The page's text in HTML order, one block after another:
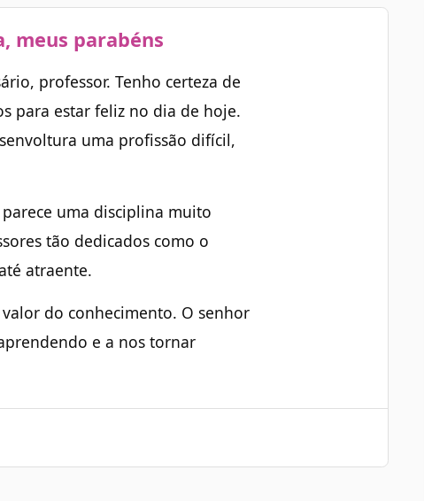
meus parabéns
professor. Tenho certeza de
para estar feliz no dia de hoje.
uma profissão difícil,
uma disciplina muito
tão dedicados como o
atraente.
do conhecimento. O senhor
e a nos tornar